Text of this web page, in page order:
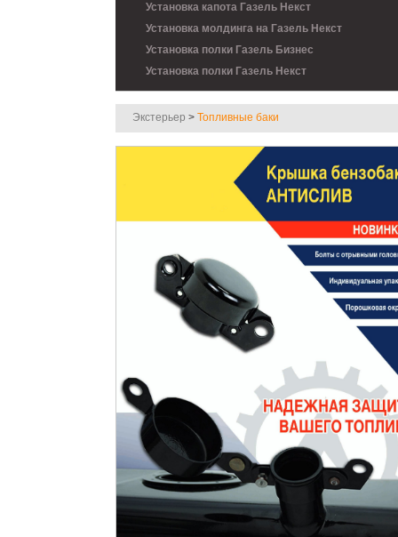
Установка капота Газель Некст
Установка молдинга на Газель Некст
Установка полки Газель Бизнес
Установка полки Газель Некст
Экстерьер > Топливные баки